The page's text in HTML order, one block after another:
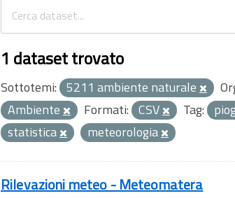
1 dataset trovato
Sottotemi: 5211 ambiente naturale
Ambiente
Formati: CSV Tag:
statistica
meteorologia
Rilevazioni meteo - Meteomatera